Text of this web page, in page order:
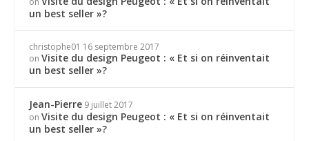
un best seller »?
christophe01 16 septembre 2017
onVisite du design Peugeot : « Et si on réinventait
un best seller »?
Jean-Pierre 9 juillet 2017
onVisite du design Peugeot : « Et si on réinventait
un best seller »?